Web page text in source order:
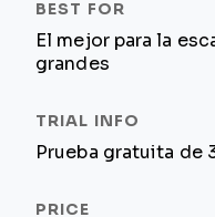
El mejor para la
grandes
Prueba gratuita de